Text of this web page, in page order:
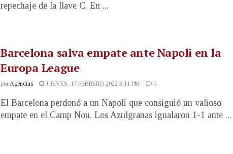
repechaje de la llave C. En ...
Barcelona salva empate ante Napoli en la
Europa League
porAgencias JUEVES, 17 FEBRERO 2022 3:11 PM 0
El Barcelona perdonó a un Napoli que consiguió un valioso
empate en el Camp Nou. Los Azulgranas igualaron 1-1 ante ...